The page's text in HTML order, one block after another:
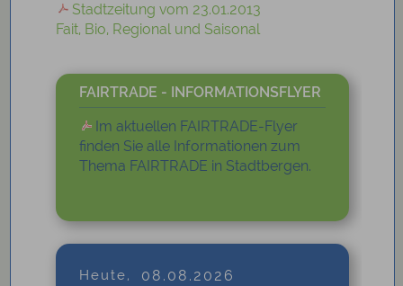
Stadtzeitung vom 23.01.2013
Fait, Bio, Regional und Saisonal
FAIRTRADE - INFORMATIONSFLYER
Im aktuellen FAIRTRADE-Flyer
finden Sie alle Informationen zum
Thema FAIRTRADE in Stadtbergen.
Heute, 08.08.2026